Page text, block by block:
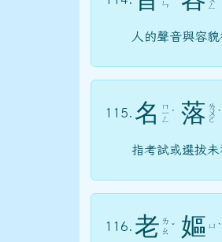
ㄣ
ㄥ
人的聲音與容
115. 名 ㄇ
ㄧ
ㄥ
ˊ 落 ㄌ
ㄨ
ㄛ
ˋ
指考試或選拔未
116. 老 ㄌ
ㄠ ˇ 嫗 ㄩ ˋ